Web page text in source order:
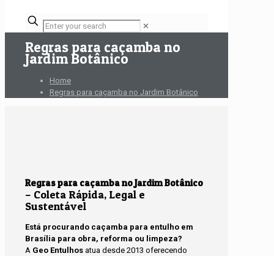
✕
Regras para caçamba no
Jardim Botânico
Home
Regras para caçamba no Jardim Botânico
Regras para caçamba no Jardim Botânico
– Coleta Rápida, Legal e
Sustentável
Está procurando caçamba para entulho em
Brasília para obra, reforma ou limpeza?
A Geo Entulhos atua desde 2013 oferecendo